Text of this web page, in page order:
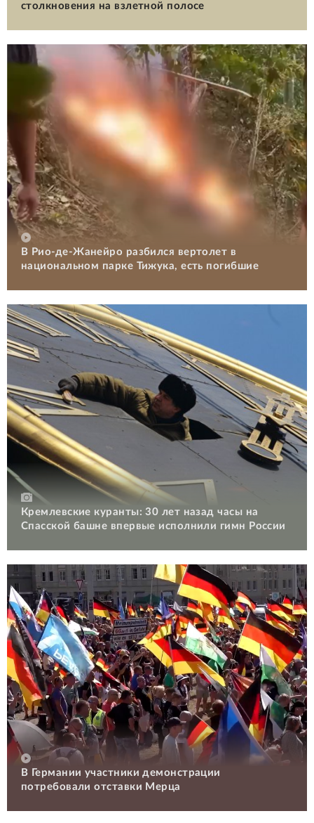
столкновения на взлетной полосе
В Рио-де-Жанейро разбился вертолет в
национальном парке Тижука, есть погибшие
Кремлевские куранты: 30 лет назад часы на
Спасской башне впервые исполнили гимн России
В Германии участники демонстрации
потребовали отставки Мерца